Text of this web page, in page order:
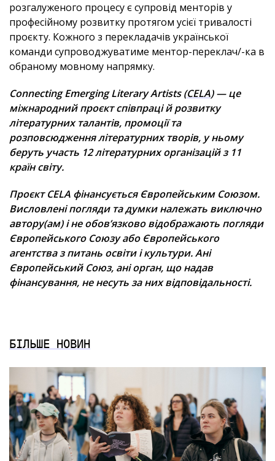
БІЛЬШЕ НОВИН
розгалуженого процесу є супровід менторів у
професійному розвитку протягом усієї тривалості
проєкту. Кожного з перекладачів української
команди супроводжуватиме ментор-переклач/-ка в
обраному мовному напрямку.
Connecting Emerging Literary Artists (CELA) — це
міжнародний проєкт співпраці й розвитку
літературних талантів, промоції та
розповсюдження літературних творів, у ньому
беруть участь 12 літературних організацій з 11
країн світу.
Проєкт CELA фінансується Європейським Союзом.
Висловлені погляди та думки належать виключно
автору(ам) і не обов’язково відображають погляди
Європейського Союзу або Європейського
агентства з питань освіти і культури. Ані
Європейський Союз, ані орган, що надав
фінансування, не несуть за них відповідальності.